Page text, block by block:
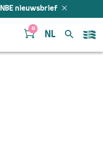
nieuwsbrief
0
NL